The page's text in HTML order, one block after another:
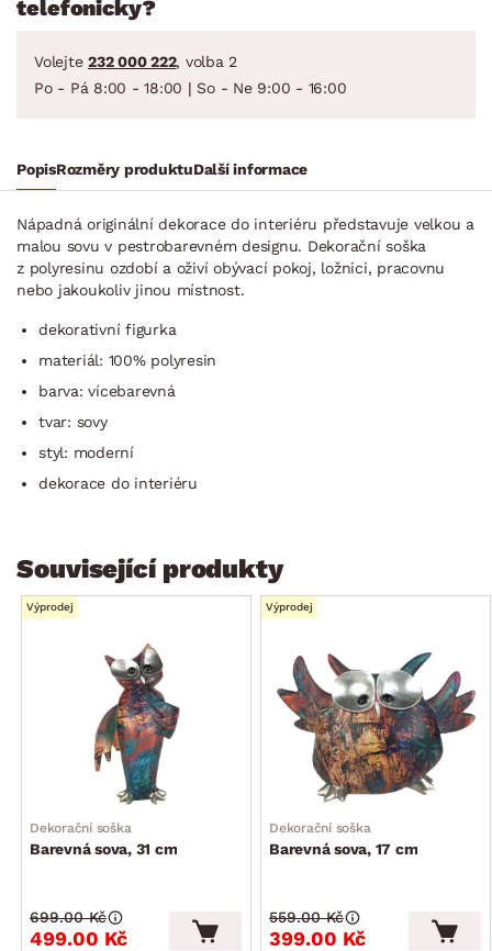
telefonicky?
Volejte 232 000 222, volba 2
Po - Pá 8:00 - 18:00 | So - Ne 9:00 - 16:00
PopisRozměry produktuDalší informace
Nápadná originální dekorace do interiéru představuje velkou a
malou sovu v pestrobarevném designu. Dekorační soška
z polyresinu ozdobí a oživí obývací pokoj, ložnici, pracovnu
nebo jakoukoliv jinou místnost.
dekorativní figurka
materiál: 100% polyresin
barva: vícebarevná
tvar: sovy
styl: moderní
dekorace do interiéru
Související produkty
Výprodej
Dekorační soška
Barevná sova, 31 cm
499.00 Kč
699.00 Kč
Výprodej
Dekorační soška
Barevná sova, 17 cm
399.00 Kč
559.00 Kč